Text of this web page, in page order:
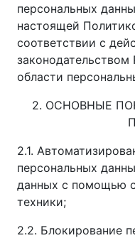
персональных
настоящей
соответствии с
области
2. ОСНОВНЫЕ
2.1.
персональных
данных с помощью
техники;
2.2. Блокирование